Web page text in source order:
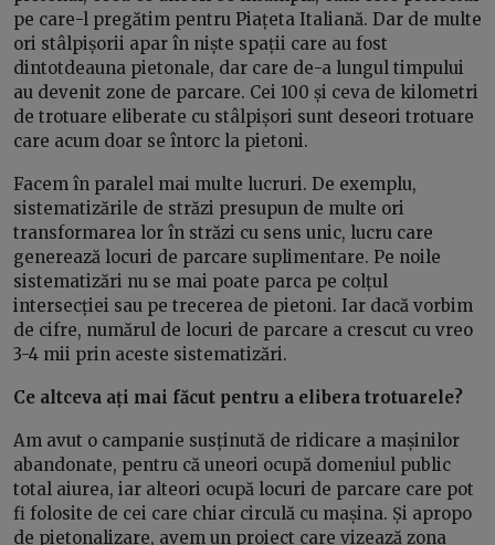
pe care-l pregătim pentru Piațeta Italiană. Dar de multe
ori stâlpișorii apar în niște spații care au fost
dintotdeauna pietonale, dar care de-a lungul timpului
au devenit zone de parcare. Cei 100 și ceva de kilometri
de trotuare eliberate cu stâlpișori sunt deseori trotuare
care acum doar se întorc la pietoni.
Facem în paralel mai multe lucruri. De exemplu,
sistematizările de străzi presupun de multe ori
transformarea lor în străzi cu sens unic, lucru care
generează locuri de parcare suplimentare. Pe noile
sistematizări nu se mai poate parca pe colțul
intersecției sau pe trecerea de pietoni. Iar dacă vorbim
de cifre, numărul de locuri de parcare a crescut cu vreo
3-4 mii prin aceste sistematizări.
Ce altceva ați mai făcut pentru a elibera trotuarele?
Am avut o campanie susținută de ridicare a mașinilor
abandonate, pentru că uneori ocupă domeniul public
total aiurea, iar alteori ocupă locuri de parcare care pot
fi folosite de cei care chiar circulă cu mașina. Și apropo
de pietonalizare, avem un proiect care vizează zona